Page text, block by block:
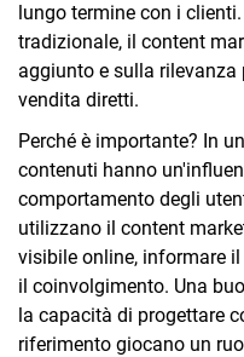
lungo termine con i
tradizionale, il content
aggiunto e sulla
vendita diretti.
Perché è importante? In
contenuti hanno
comportamento degli
utilizzano il content
visibile online, informare
il coinvolgimento. Una
la capacità di progettare
riferimento giocano un